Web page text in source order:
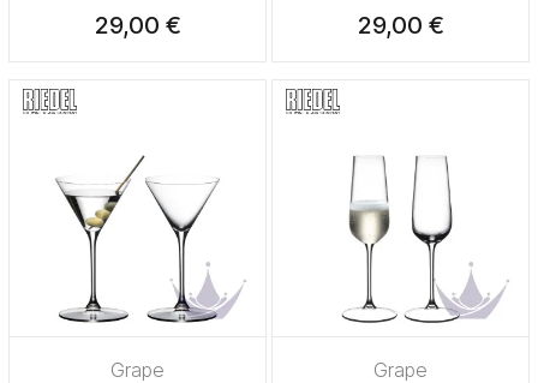
29,00 € 29,00 €
Grape Grape